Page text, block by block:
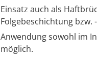
Einsatz auch als
Folgebeschichtung bzw.
Anwendung sowohl im
möglich.